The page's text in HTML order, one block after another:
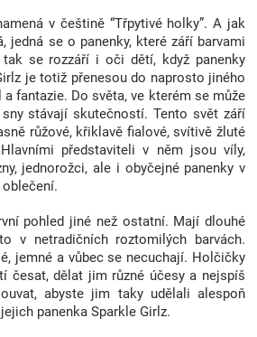
v češtině “Třpytivé holky”. A jak
jedná se o panenky, které září barvami
se rozzáří i oči dětí, když panenky
je totiž přenesou do naprosto jiného
fantazie. Do světa, ve kterém se může
stávají skutečností. Tento svět září
růžové, křiklavě fialové, svítivě žluté
představiteli v něm jsou víly,
jednorožci, ale i obyčejné panenky v
pohled jiné než ostatní. Mají dlouhé
v netradičních roztomilých barvách.
jemné a vůbec se necuchají. Holčičky
česat, dělat jim různé účesy a nejspíš
abyste jim taky udělali alespoň
panenka Sparkle Girlz.